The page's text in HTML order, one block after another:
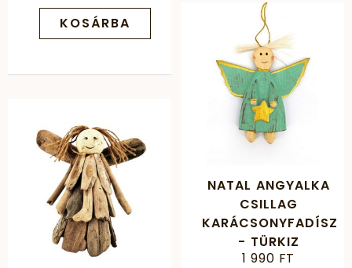
KOSÁRBA
NATAL ANGYALKA
CSILLAG
KARÁCSONYFADÍSZ
- TÜRKIZ
1 990 FT